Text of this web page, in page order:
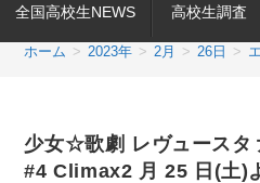
ッ
全国高校生NEWS 高校生調査
ホーム > 2023年 > 2月 > 26日 >
少女☆歌劇 レヴュースタ
#4 Climax2 月 25 日(土)